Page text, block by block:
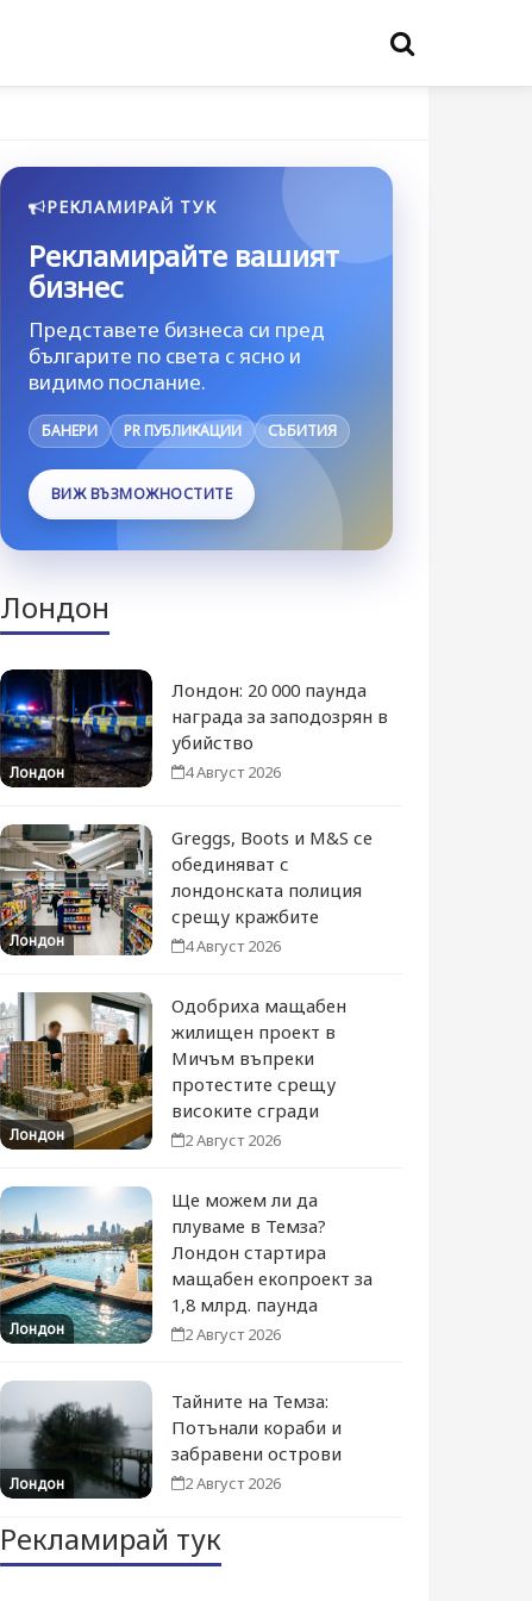
РЕКЛАМИРАЙ ТУК
Рекламирайте вашият
бизнес
Представете бизнеса си пред
българите по света с ясно и
видимо послание.
БАНЕРИ PR ПУБЛИКАЦИИ СЪБИТИЯ
ВИЖ ВЪЗМОЖНОСТИТЕ
Лондон
Лондон
Лондон: 20 000 паунда
награда за заподозрян в
убийство
4 Август 2026
Лондон
Greggs, Boots и M&S се
обединяват с
лондонската полиция
срещу кражбите
4 Август 2026
Лондон
Одобриха мащабен
жилищен проект в
Мичъм въпреки
протестите срещу
високите сгради
2 Август 2026
Лондон
Ще можем ли да
плуваме в Темза?
Лондон стартира
мащабен екопроект за
1,8 млрд. паунда
2 Август 2026
Лондон
Тайните на Темза:
Потънали кораби и
забравени острови
2 Август 2026
Рекламирай тук